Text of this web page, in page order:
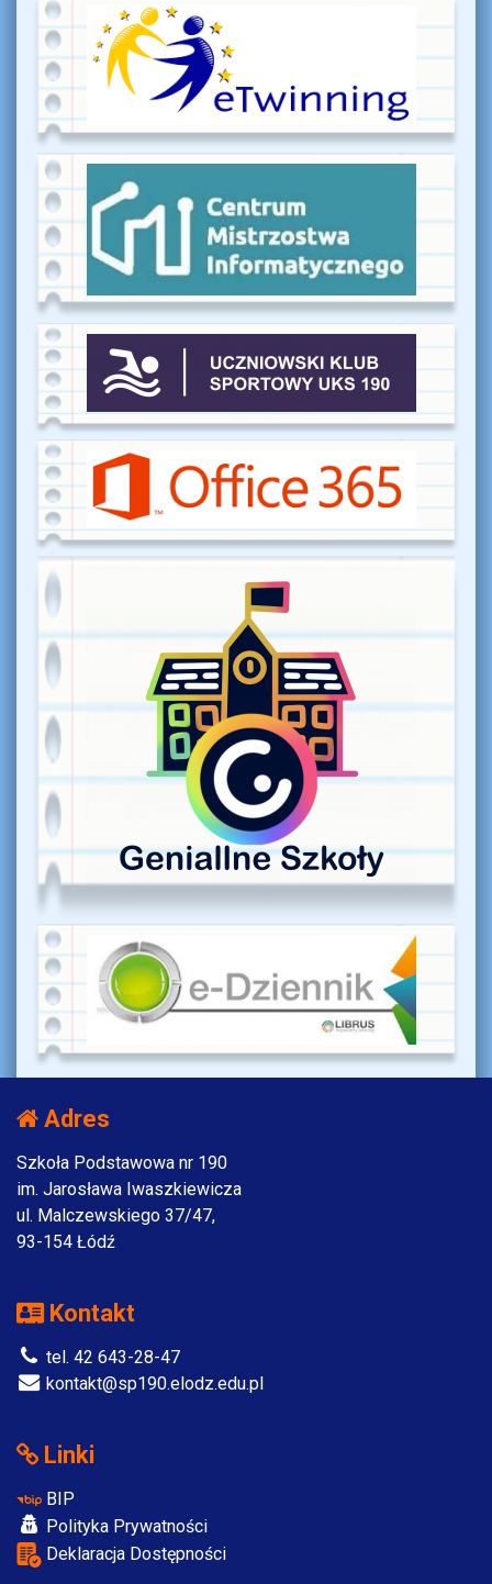
Adres
Szkoła Podstawowa nr 190
im. Jarosława Iwaszkiewicza
ul. Malczewskiego 37/47,
93-154 Łódź
Kontakt
tel. 42 643-28-47
kontakt@sp190.elodz.edu.pl
Linki
BIP
Polityka Prywatności
Deklaracja Dostępności